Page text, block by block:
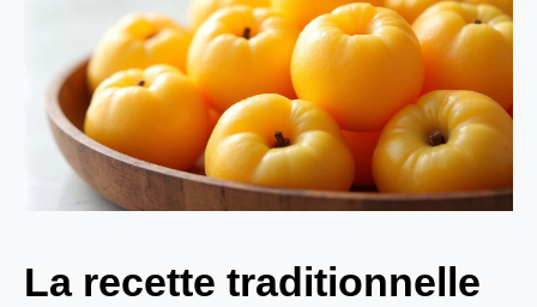
La recette traditionnelle